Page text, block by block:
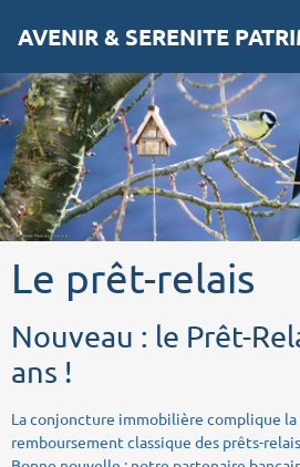
AVENIR & SERENITE
Le prêt-relais
Nouveau : le Prêt-
ans !
La conjoncture immobilière complique
remboursement classique des prêts-